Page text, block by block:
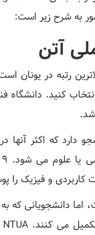
به شرح زیر است:
آتن
حدود 23900 دانشجو
کاربردی و فیزیک
اما دانشجویانی که